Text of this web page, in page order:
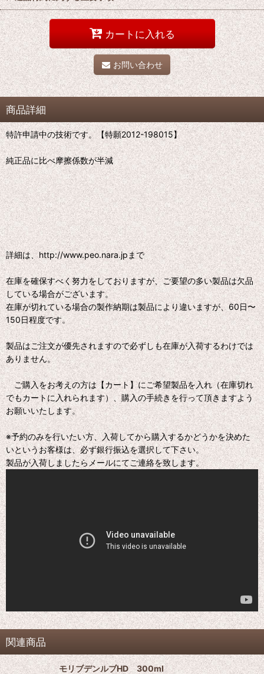
カートに入れる
お問い合わせ
商品詳細
特許申請中の技術です。【特願2012-198015】
純正品に比べ摩擦係数が半減
詳細は、http://www.peo.nara.jpまで
在庫を確保すべく努力をしておりますが、ご要望の多い製品は欠品
している場合がございます。
在庫が切れている場合の製作納期は製品により違いますが、60日〜
150日程度です。
製品はご注文が優先されますので必ずしも在庫が入荷するわけでは
ありません。
ご購入をお考えの方は【カート】にご希望製品を入れ（在庫切れ
でもカートに入れられます）、購入の手続きを行って頂きますよう
お願いいたします。
※予約のみを行いたい方、入荷してから購入するかどうかを決めた
いというお客様は、必ず銀行振込を選択して下さい。
製品が入荷しましたらメールにてご連絡を致します。
関連商品
モリブデンルブHD 300ml